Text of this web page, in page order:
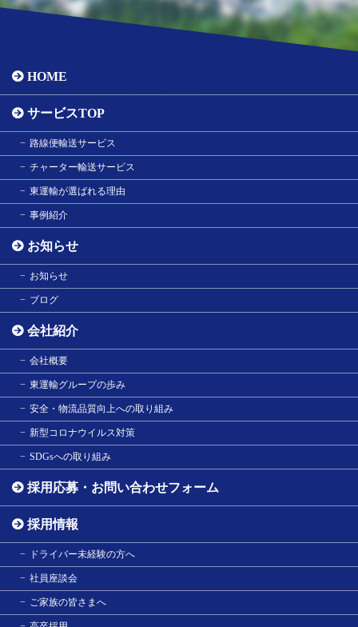
HOME
サービスTOP
路線便輸送サービス
チャーター輸送サービス
東運輸が選ばれる理由
事例紹介
お知らせ
お知らせ
ブログ
会社紹介
会社概要
東運輸グループの歩み
安全・物流品質向上への取り組み
新型コロナウイルス対策
SDGsへの取り組み
採用応募・お問い合わせフォーム
採用情報
ドライバー未経験の方へ
社員座談会
ご家族の皆さまへ